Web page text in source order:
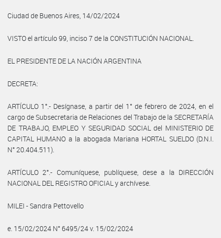
Ciudad de Buenos Aires, 14/02/2024
VISTO el artículo 99, inciso 7 de la CONSTITUCIÓN NACIONAL.
EL PRESIDENTE DE LA NACIÓN ARGENTINA
DECRETA:
ARTÍCULO 1°.- Desígnase, a partir del 1° de febrero de 2024, en el
cargo de Subsecretaria de Relaciones del Trabajo de la SECRETARÍA
DE TRABAJO, EMPLEO Y SEGURIDAD SOCIAL del MINISTERIO DE
CAPITAL HUMANO a la abogada Mariana HORTAL SUELDO (D.N.I.
N° 20.404.511).
ARTÍCULO 2°.- Comuníquese, publíquese, dese a la DIRECCIÓN
NACIONAL DEL REGISTRO OFICIAL y archívese.
MILEI - Sandra Pettovello
e. 15/02/2024 N° 6495/24 v. 15/02/2024